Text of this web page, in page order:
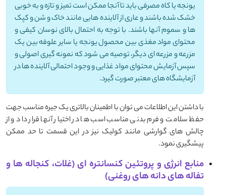
یونجه یا کاه مصرفی باید تا آنجا ممکن است تمیز و تازه و به خوبی
خشک شده باشند و عاری از آلاینده هایی مانند خاک و شن و کپک
ها و سموم آنها باشند. با توجه به احتمال بالای نوسان کیفی و
محتوای مواد مغذی بین محصول یونجه یا سایر علوفه بین یک
مزرعه و مزرعه ای دیگر، توصیه می شود که نمونه گیری اصولی و
سپس آزمایش محتوای مواد غذایی و وجود احتمالی آلاینده ها در
آزمایشگاه های معتبر صورت گیرد.
با داشتن این اطلاعات می توان با اطمینان بالاتری یک جیره مناسب جهت
حفظ سلامت و فرم بدنی مناسب اسب ها در اختیار آنها قرار داد و از
چالش های گوارشی مانند کولیک نیز در این قسمت تا حد ممکن
پیشگیری نمود.
منابع انرژی و پروتئین کنسانتره ای (غلات، کنجاله ها و
تفاله های دانه های روغنی)